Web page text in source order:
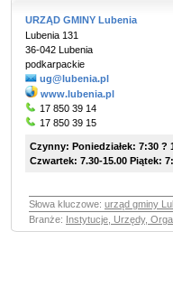
URZĄD GMINY Lubenia
Lubenia 131
36-042 Lubenia
podkarpackie
ug@lubenia.pl
www.lubenia.pl
17 850 39 14
17 850 39 15
Czynny: Poniedziałek: 7:30 ?
Czwartek: 7.30-15.00 Piątek:
Słowa kluczowe: urząd gminy
Branże: Instytucje, Urzędy,